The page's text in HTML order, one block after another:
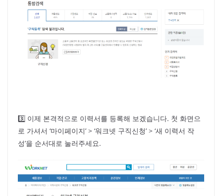
3️⃣ 이제 본격적으로 이력서를 등록해 보겠습니다. 첫 화면으
로 가셔서 ‘마이페이지’ > ‘워크넷 구직신청’ > ‘새 이력서 작
성’을 순서대로 눌러주세요.